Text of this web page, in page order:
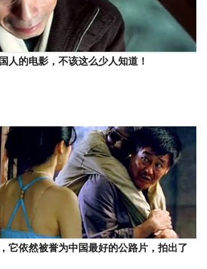
人的电影，不该这么少人知道！
它依然被誉为中国最好的公路片，拍出了